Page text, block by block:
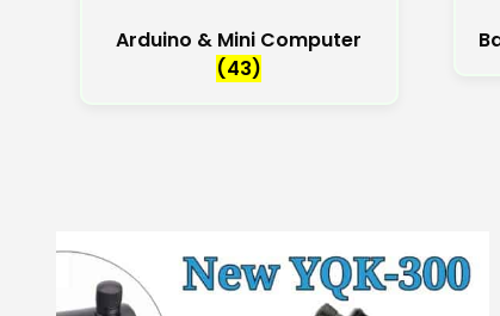
Arduino & Mini Computer
(43)